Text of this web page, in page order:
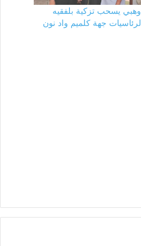
وهبي يسحب تزكية بلفقيه
لرئاسيات جهة كلميم واد نون